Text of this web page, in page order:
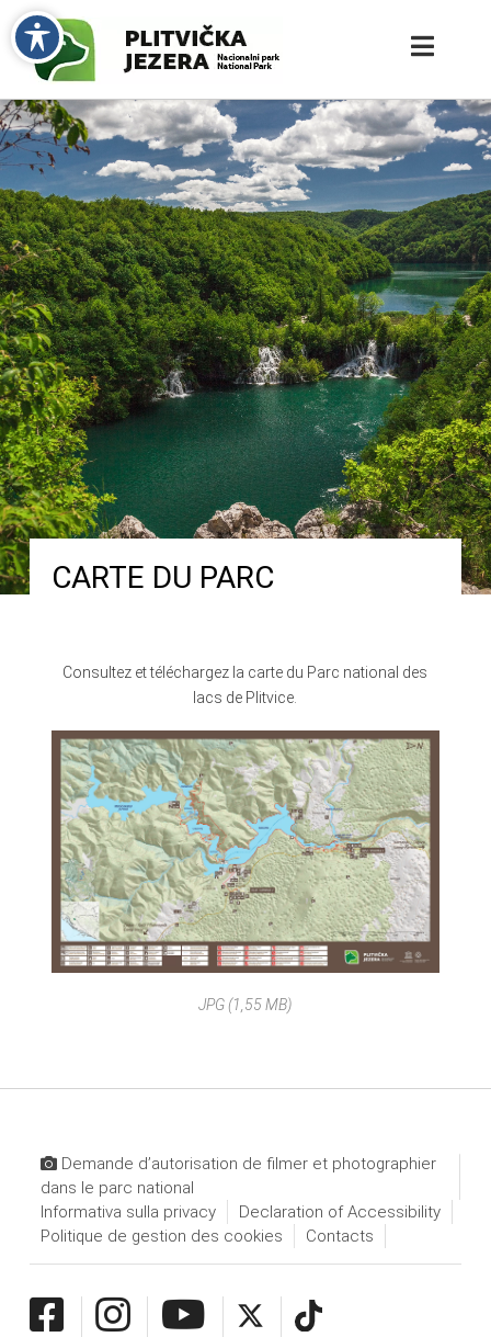
CARTE DU PARC
Consultez et téléchargez la carte du Parc national des
lacs de Plitvice.
JPG (1,55 MB)
Demande d’autorisation de filmer et photographier
dans le parc national
Informativa sulla privacy
Declaration of Accessibility
Politique de gestion des cookies
Contacts